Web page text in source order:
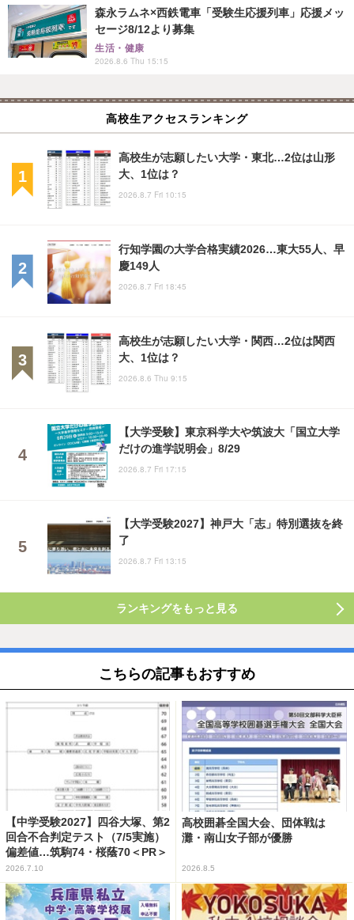
森永ラムネ×西鉄電車「受験生応援列車」応援メッ
セージ8/12より募集
生活・健康
2026.8.6 Thu 15:15
高校生アクセスランキング
高校生が志願したい大学・東北…2位は山形
大、1位は？
2026.8.7 Fri 10:15
行知学園の大学合格実績2026…東大55人、早
慶149人
2026.8.7 Fri 18:45
高校生が志願したい大学・関西…2位は関西
大、1位は？
2026.8.6 Thu 9:15
【大学受験】東京科学大や筑波大「国立大学
だけの進学説明会」8/29
2026.8.7 Fri 17:15
【大学受験2027】神戸大「志」特別選抜を終
了
2026.8.7 Fri 13:15
ランキングをもっと見る
こちらの記事もおすすめ
【中学受験2027】四谷大塚、第2
回合不合判定テスト（7/5実施）
偏差値…筑駒74・桜蔭70＜PR＞
2026.7.10
高校囲碁全国大会、団体戦は
灘・南山女子部が優勝
2026.8.5